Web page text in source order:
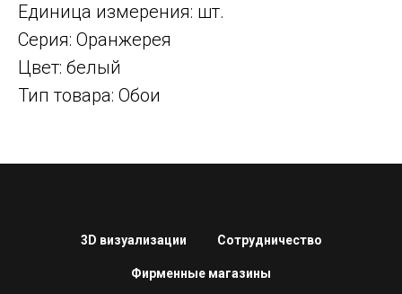
Единица измерения: шт.
Серия: Оранжерея
Цвет: белый
Тип товара: Обои
3D визуализации Сотрудничество
Фирменные магазины